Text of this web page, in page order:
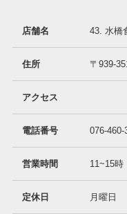
店舗名 43. 水
住所 〒939-
アクセス
電話番号 076-460-
営業時間 11~15
定休日 月曜日